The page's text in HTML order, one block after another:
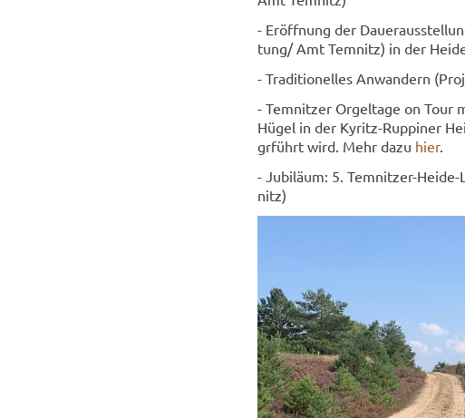
- Er­öff­nung der
tung/ Amt Tem­nitz) in der
- Tra­di­tio­nel­les An­wan­dern
- Tem­nit­zer Or­gel­ta­ge on Tour
Hügel in der Kyritz-​Ruppiner
grführt wird. Mehr dazu hier.
- Ju­bi­lä­um: 5. Temnitzer-​
nitz)